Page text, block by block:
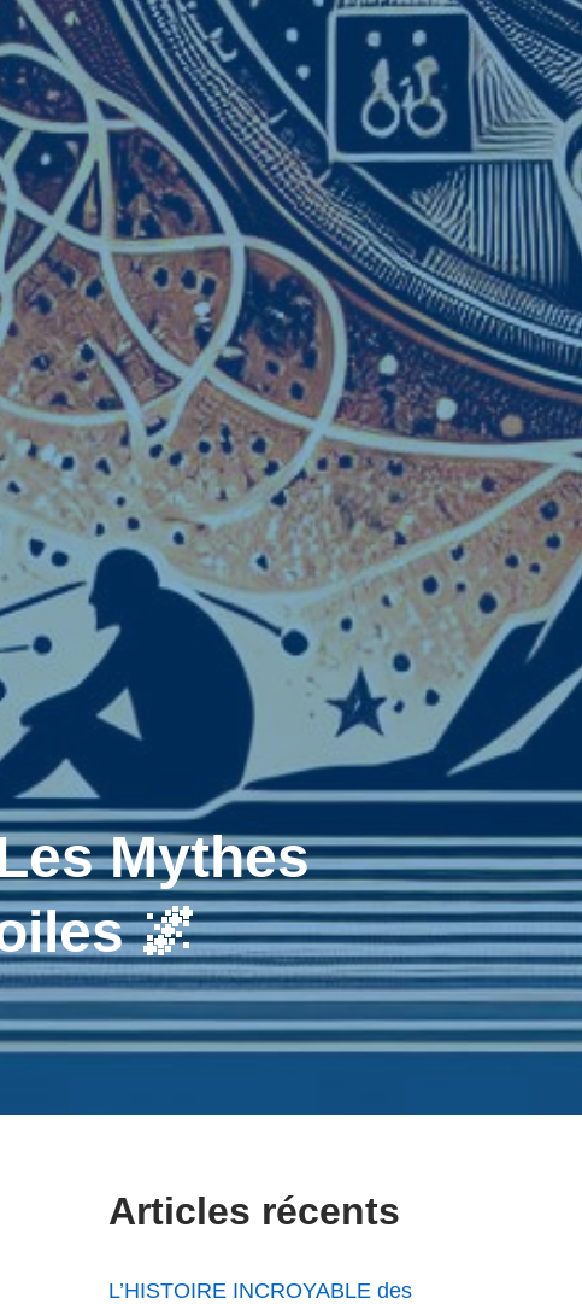
Mythes
🌌
Articles récents
L’HISTOIRE INCROYABLE des